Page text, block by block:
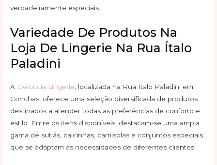
verdadeiramente especiais.
Variedade De Produtos Na
Loja De Lingerie Na Rua Ítalo
Paladini
A Deluccia Lingerie , localizada na Rua Ítalo Paladini em
Conchas, oferece uma seleção diversificada de produtos
destinados a atender todas as preferências de conforto e
estilo. Entre os itens disponíveis, destacam-se uma ampla
gama de sutiãs, calcinhas, camisolas e conjuntos especiais
que se adaptam às necessidades de diferentes clientes.